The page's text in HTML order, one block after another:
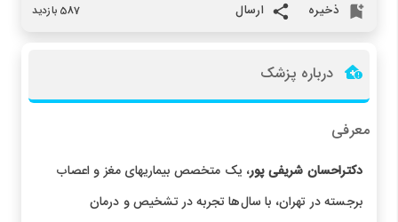
ذخیره ارسال 587 بازدید
درباره پزشک
معرفی
دکتراحسان شریفی پور، یک متخصص بیماریهای مغز و اعصاب
برجسته در تهران، با سال‌ها تجربه در تشخیص و درمان